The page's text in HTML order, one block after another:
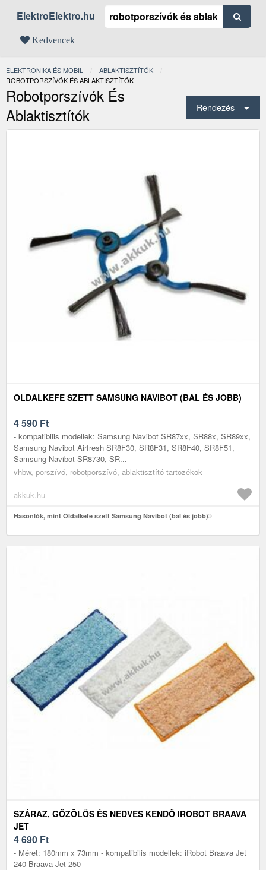
ElektroElektro.hu
Kedvencek
ELEKTRONIKA ÉS MOBIL
ABLAKTISZTÍTÓK
JELENLEGI:
ROBOTPORSZÍVÓK ÉS ABLAKTISZTÍTÓK
Robotporszívók És
Ablaktisztítók
Rendezés
OLDALKEFE SZETT SAMSUNG NAVIBOT (BAL ÉS JOBB)
4 590 Ft
- kompatibilis modellek: Samsung Navibot SR87xx, SR88x, SR89xx,
Samsung Navibot Airfresh SR8F30, SR8F31, SR8F40, SR8F51,
Samsung Navibot SR8730, SR...
vhbw, porszívó, robotporszívó, ablaktisztító tartozékok
akkuk.hu
Hasonlók, mint Oldalkefe szett Samsung Navibot (bal és jobb)
SZÁRAZ, GŐZÖLŐS ÉS NEDVES KENDŐ IROBOT BRAAVA
JET
4 690 Ft
- Méret: 180mm x 73mm - kompatibilis modellek: iRobot Braava Jet
240 Braava Jet 250